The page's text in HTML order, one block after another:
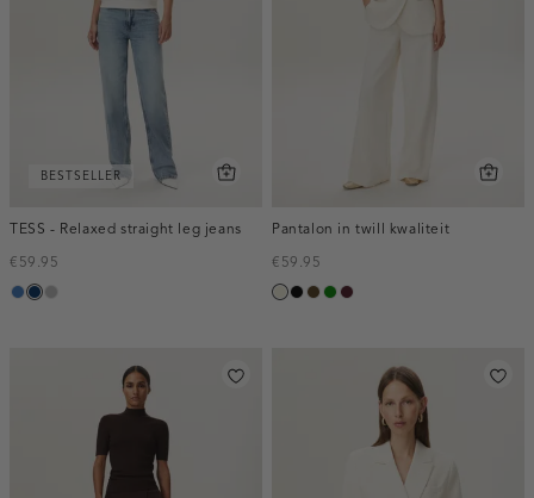
BESTSELLER
TESS - Relaxed straight leg jeans
€59.95
blauw,
blauw,
grijs,
Pantalon in twill kwaliteit
€59.95
ecruzwart
toffee
groenpruim,